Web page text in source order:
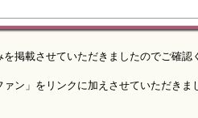
掲載させていただきましたのでご確認
ン」をリンクに加えさせていただきま